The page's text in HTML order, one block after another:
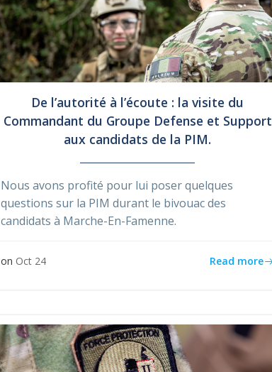
De l’autorité à l’écoute : la visite du
Commandant du Groupe Defense et Support
aux candidats de la PIM.
Nous avons profité pour lui poser quelques
questions sur la PIM durant le bivouac des
candidats à Marche-En-Famenne.
on Oct 24 Read more